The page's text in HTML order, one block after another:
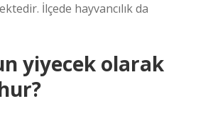
İlçede hayvancılık da
yiyecek olarak